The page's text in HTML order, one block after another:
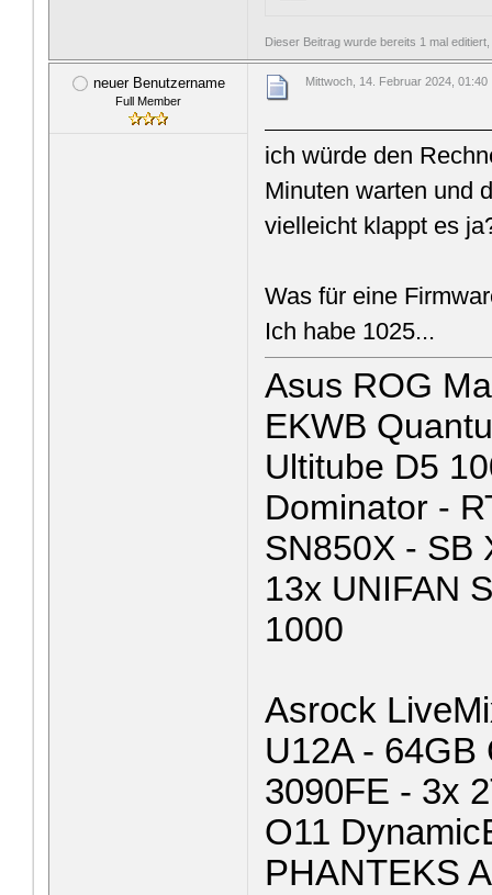
Dieser Beitrag wurde bereits 1 mal
neuer Benutzername
Full Member
Mittwoch, 14. Februar 2024, 01:40
ich würde den
Minuten warten und
vielleicht klappt es
Was für eine
Ich habe 1025...
Asus ROG
EKWB
Ultitube D5
Dominator -
SN850X - SB
13x UNIFAN
1000
Asrock
U12A - 64GB
3090FE - 3x
O11
PHANTEKS